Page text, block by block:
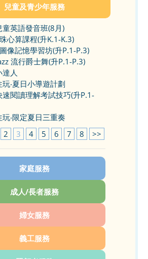
兒童及青少年服務
童英語發音班(8月)
心算課程(升K.1-K.3)
像記憶學習坊(升P.1-P.3)
流行爵士舞(升P.1-P.3)
人
‧夏日小導遊計劃
速閱讀理解考試技巧(升P.1-
‧限定夏日三重奏
2 3 4 5 6 7 8 >>
家庭服務
成人/長者服務
婦女服務
義工服務